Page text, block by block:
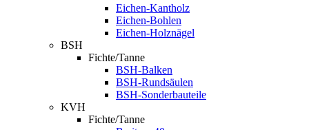
Eichen-Kantholz
Eichen-Bohlen
Eichen-Holznägel
BSH
Fichte/Tanne
BSH-Balken
BSH-Rundsäulen
BSH-Sonderbauteile
KVH
Fichte/Tanne